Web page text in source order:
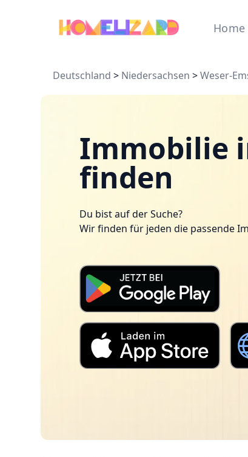
Home
Deutschland > Niedersachsen >Weser-
Immobilie
finden
Du bist auf der Suche?
Wir finden für jeden die passende